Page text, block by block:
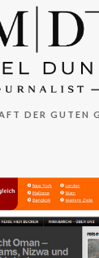
DER GUTEN